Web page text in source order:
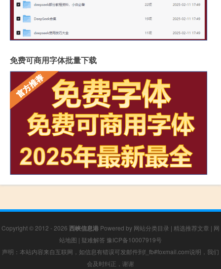
免费可商用字体批量下载
Copyright © 2012 - 2026 西峡信息港 Powered by 网站分类目录 | 精选推荐文章 | 网
站地图 | 疑难解答 豫ICP备10007919号
声明：本站内容来自互联网，如信息有错误可发邮件到f_fb#foxmail.com说明，我们
会及时纠正，谢谢